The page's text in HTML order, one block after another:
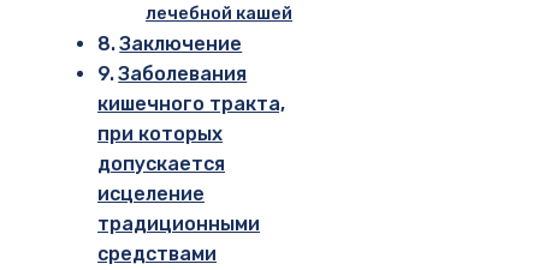
лечебной кашей
Заключение
Заболевания
кишечного тракта,
при которых
допускается
исцеление
традиционными
средствами